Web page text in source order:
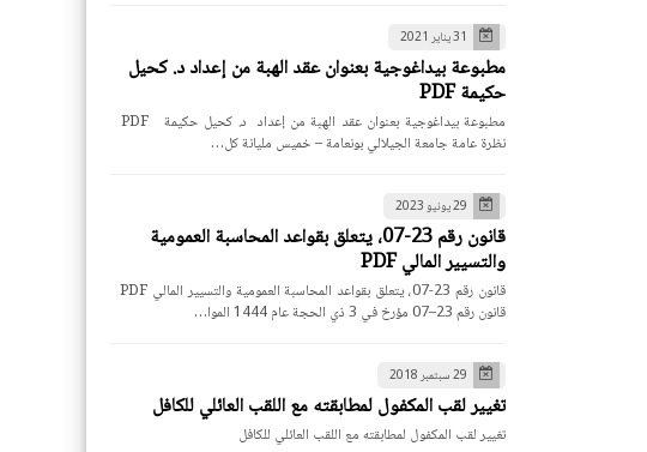
31 يناير 2021
مطبوعة بيداغوجية بعنوان عقد الهبة من إعداد د. كحيل
حكيمة PDF
نظرة عامة جامعة الجيلالي بونعامة – خميس مليانة كل…
29 يونيو 2023
قانون رقم 23-07، يتعلق بقواعد المحاسبة العمومية
والتسيير المالي PDF
قانون رقم 23–07 مؤرخ في 3 ذي الحجة عام 1444 الموا…
29 سبتمبر 2018
تغيير لقب المكفول لمطابقته مع اللقب العائلي للكافل
تغيير لقب المكفول لمطابقته مع اللقب العائلي للكافل